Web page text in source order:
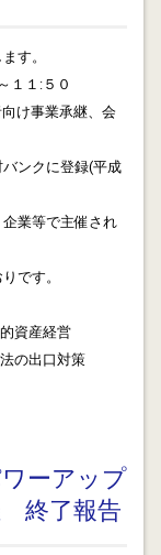
)のホームペ
ー静岡中小企
?
す。
１１:５０
け事業承継、会
ンクに登録(平成
業等で主催され
です。
資産経営
の出口対策
ーアップ
終了報告